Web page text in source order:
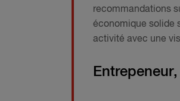
recommandations
économique solide
activité avec une